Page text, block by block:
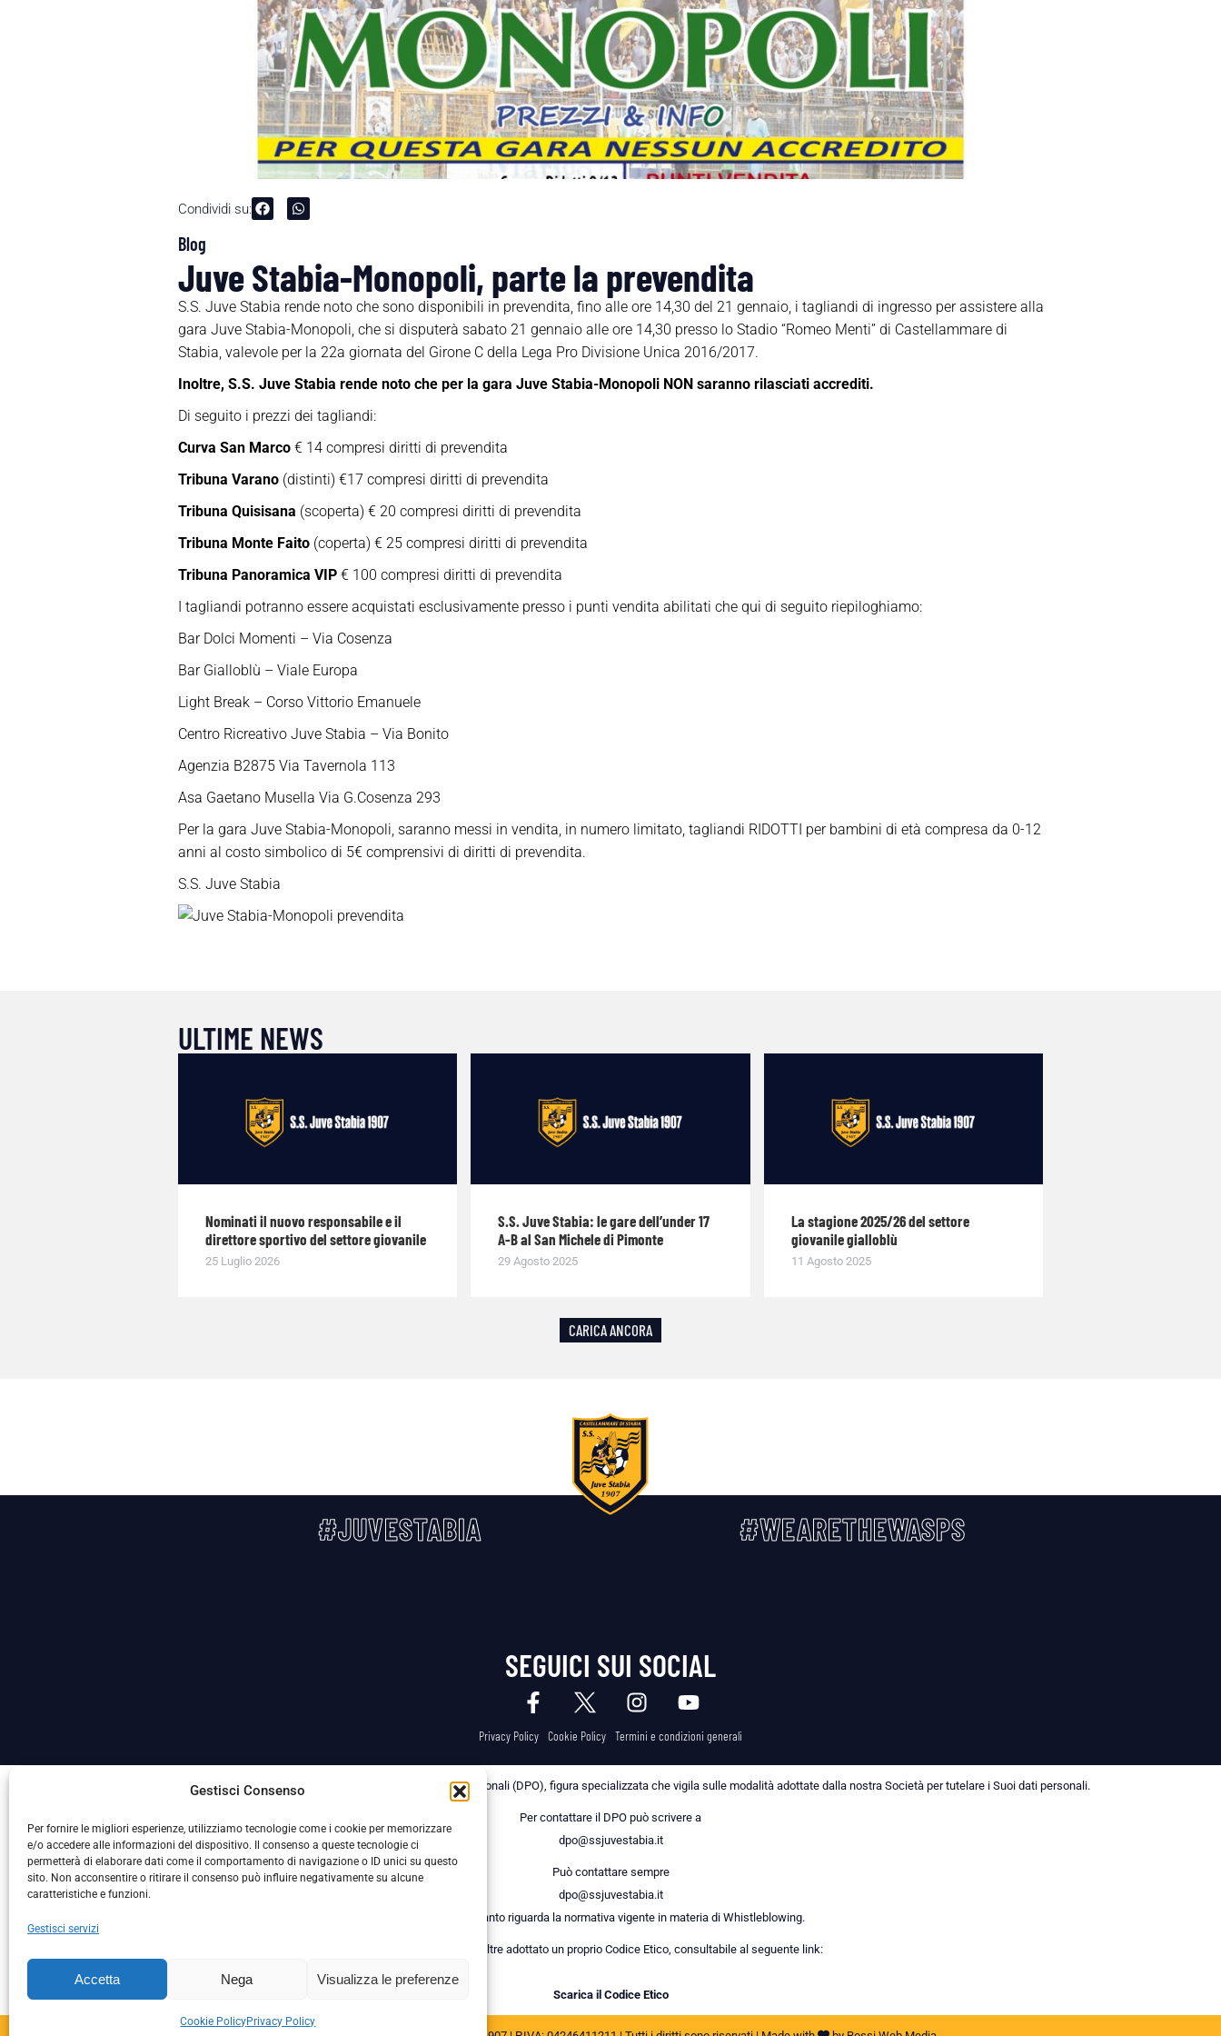
Gestisci Consenso
Per fornire le migliori esperienze, utilizziamo tecnologie come i cookie per memorizzare
e/o accedere alle informazioni del dispositivo. Il consenso a queste tecnologie ci
permetterà di elaborare dati come il comportamento di navigazione o ID unici su questo
sito. Non acconsentire o ritirare il consenso può influire negativamente su alcune
caratteristiche e funzioni.
Gestisci servizi
Accetta Nega Visualizza le preferenze
Cookie PolicyPrivacy Policy
Condividi su:
Blog
Juve Stabia-Monopoli, parte la prevendita
S.S. Juve Stabia rende noto che sono disponibili in prevendita, fino alle ore 14,30 del 21 gennaio, i tagliandi di ingresso per assistere alla
gara Juve Stabia-Monopoli, che si disputerà sabato 21 gennaio alle ore 14,30 presso lo Stadio “Romeo Menti” di Castellammare di
Stabia, valevole per la 22a giornata del Girone C della Lega Pro Divisione Unica 2016/2017.
Inoltre, S.S. Juve Stabia rende noto che per la gara Juve Stabia-Monopoli NON saranno rilasciati accrediti.
Di seguito i prezzi dei tagliandi:
Curva San Marco€ 14 compresi diritti di prevendita
Tribuna Varano(distinti) €17 compresi diritti di prevendita
Tribuna Quisisana (scoperta) € 20 compresi diritti di prevendita
Tribuna Monte Faito (coperta) € 25 compresi diritti di prevendita
Tribuna Panoramica VIP€ 100 compresi diritti di prevendita
I tagliandi potranno essere acquistati esclusivamente presso i punti vendita abilitati che qui di seguito riepiloghiamo:
Bar Dolci Momenti – Via Cosenza
Bar Gialloblù – Viale Europa
Light Break – Corso Vittorio Emanuele
Centro Ricreativo Juve Stabia – Via Bonito
Agenzia B2875 Via Tavernola 113
Asa Gaetano Musella Via G.Cosenza 293
Per la gara Juve Stabia-Monopoli, saranno messi in vendita, in numero limitato, tagliandi RIDOTTI per bambini di età compresa da 0-12
anni al costo simbolico di 5€ comprensivi di diritti di prevendita.
S.S. Juve Stabia
ULTIME NEWS
Nominati il nuovo responsabile e il
direttore sportivo del settore giovanile
25 Luglio 2026
S.S. Juve Stabia: le gare dell’under 17
A-B al San Michele di Pimonte
29 Agosto 2025
La stagione 2025/26 del settore
giovanile gialloblù
11 Agosto 2025
CARICA ANCORA
#JUVESTABIA #WEARETHEWASPS
SEGUICI SUI SOCIAL
Privacy Policy Cookie Policy Termini e condizioni generali
La Società ha nominato il Responsabile della Protezione dei Dati Personali (DPO), figura specializzata che vigila sulle modalità adottate dalla nostra Società per tutelare i Suoi dati personali.
Per contattare il DPO può scrivere a
dpo@ssjuvestabia.it
Può contattare sempre
dpo@ssjuvestabia.it
anche per quanto riguarda la normativa vigente in materia di Whistleblowing.
La Società ha inoltre adottato un proprio Codice Etico, consultabile al seguente link:
Scarica il Codice Etico